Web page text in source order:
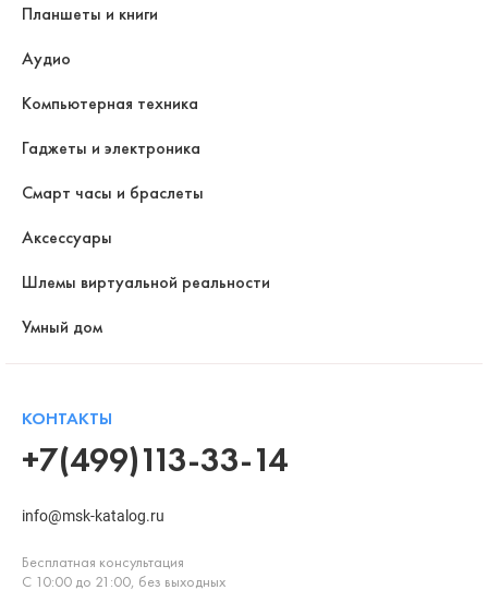
Планшеты и книги
Аудио
Компьютерная техника
Гаджеты и электроника
Смарт часы и браслеты
Аксессуары
Шлемы виртуальной реальности
Умный дом
КОНТАКТЫ
+7(499)113-33-14
info@msk-katalog.ru
Бесплатная консультация
С 10:00 до 21:00, без выходных